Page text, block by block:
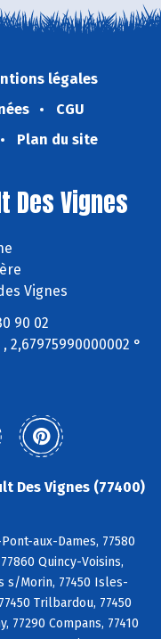
légales
CGU
Plan du site
Des Vignes
Vignes
90 02
2,67975990000002 °
Des Vignes (77400)
aux-Dames, 77580
Quincy-Voisins,
s/Morin, 77450 Isles-
Trilbardou, 77450
77290 Compans, 77410